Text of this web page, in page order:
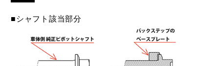
■シャフト該当部分